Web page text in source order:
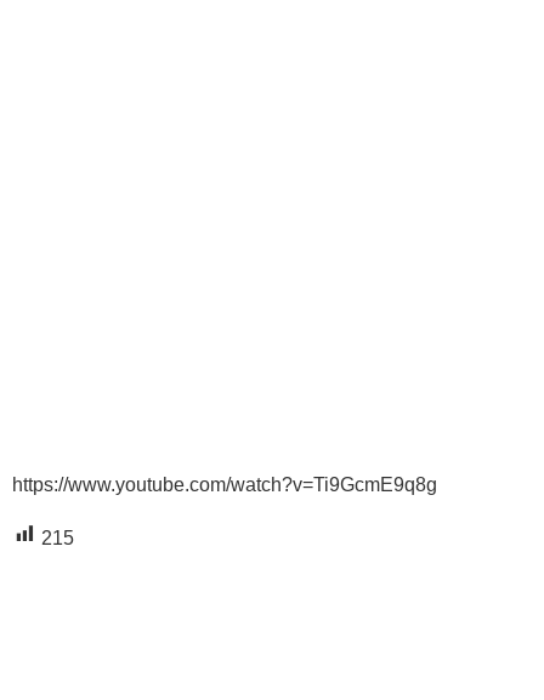
https://www.youtube.com/watch?v=Ti9GcmE9q8g
215